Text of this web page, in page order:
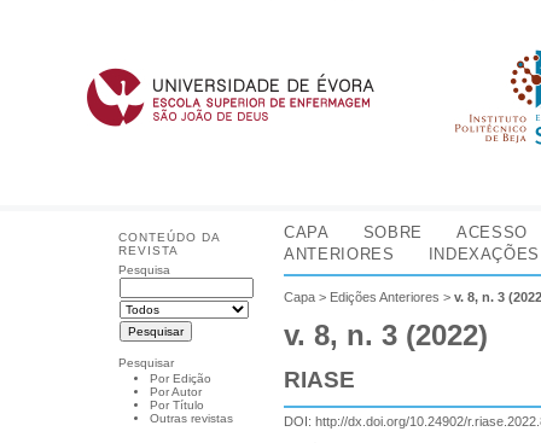
CONTEÚDO DA
REVISTA
Pesquisa
Pesquisar
Por Edição
Por Autor
Por Título
Outras revistas
CAPA SOBRE
ACESSO
ANTERIORES
INDEXAÇÕES
Capa > Edições Anteriores >v. 8, n. 3
v. 8, n. 3 (2022)
RIASE
DOI:http://dx.doi.org/10.24902/